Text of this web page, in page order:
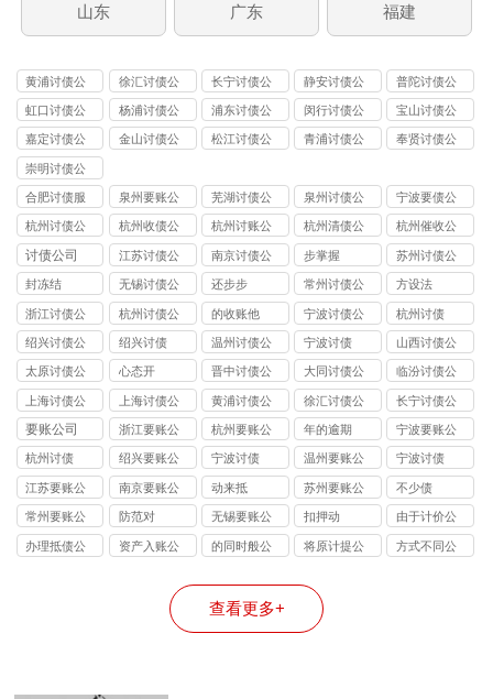
山东 广东 福建
黄浦讨债公
司
徐汇讨债公
司
长宁讨债公
司
静安讨债公
司
普陀讨债公
司
虹口讨债公
司
杨浦讨债公
司
浦东讨债公
司
闵行讨债公
司
宝山讨债公
司
嘉定讨债公
司
金山讨债公
松江讨债公
青浦讨债公
奉贤讨债公
崇明讨债公
司
合肥讨债服
务
泉州要账公
司
芜湖讨债公
司
泉州讨债公
司
宁波要债公
司
杭州讨债公
司
杭州收债公
司
杭州讨账公
司
杭州清债公
司
杭州催收公
司
讨债公司
江苏讨债公
司
南京讨债公
司
步掌握
苏州讨债公
司
封冻结
无锡讨债公
司
还步步
常州讨债公
司
方设法
浙江讨债公
司
杭州讨债公
司
的收账他
宁波讨债公
司
杭州讨债
绍兴讨债公
司
绍兴讨债
温州讨债公
司
宁波讨债
山西讨债公
司
太原讨债公
司
心态开
晋中讨债公
司
大同讨债公
司
临汾讨债公
司
上海讨债公
司
上海讨债公
司
黄浦讨债公
司
徐汇讨债公
司
长宁讨债公
司
要账公司
浙江要账公
司
杭州要账公
司
年的逾期
宁波要账公
司
杭州讨债
绍兴要账公
司
宁波讨债
温州要账公
司
宁波讨债
江苏要账公
司
南京要账公
司
动来抵
苏州要账公
司
不少债
常州要账公
司
防范对
无锡要账公
司
扣押动
由于计价公
司
办理抵债公
资产入账公
的同时般公
将原计提公
方式不同公
查看更多+